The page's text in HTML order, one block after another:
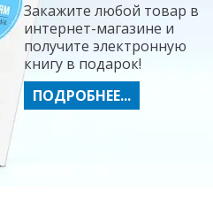
Закажите любой товар в
интернет-магазине и
получите электронную
книгу в подарок!
ПОДРОБНЕЕ...